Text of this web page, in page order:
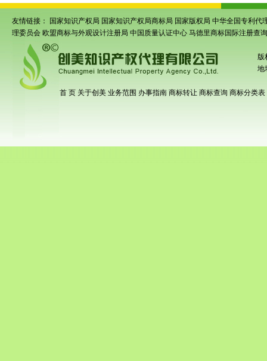
友情链接： 国家知识产权局 国家知识产权局商标局 国家版权局 中华全国专利代
理委员会 欧盟商标与外观设计注册局 中国质量认证中心 马德里商标国际注册查询
版
地
首 页 关于创美 业务范围 办事指南 商标转让 商标查询 商标分类表